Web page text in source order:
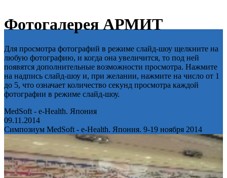
Фотогалерея АРМИТ
Для просмотра фотографий в режиме слайд-шоу щелкните на
любую фотографию, и когда она увеличится, то под ней
появятся дополнительные возможности просмотра. Нажмите
на надпись слайд-шоу и, при желании, нажмите на число от 1
до 5, что означает количество секунд просмотра каждой
фотографии в режиме слайд-шоу.
MedSoft - e-Health. Япония
09.11.2014
Симпозиум MedSoft - e-Health. Япония. 9-19 ноября 2014